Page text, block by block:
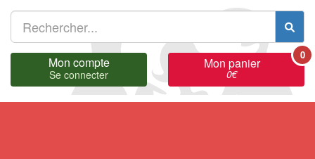
Mon compte
Se connecter
Mon panier
0€
0